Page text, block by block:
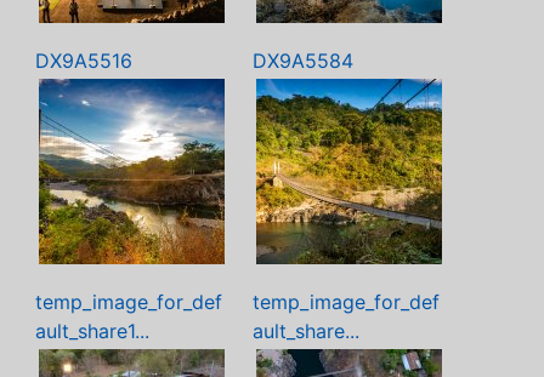
DX9A5516 DX9A5584
temp_image_for_def
ault_share1...
temp_image_for_def
ault_share...